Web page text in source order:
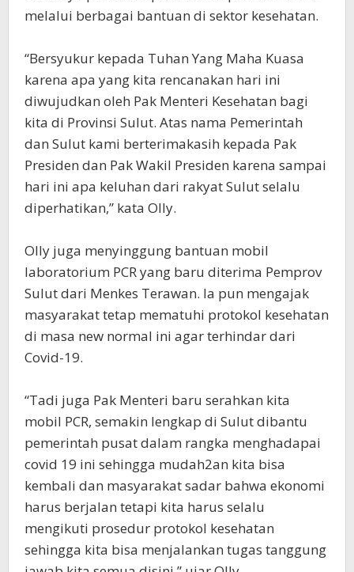
melalui berbagai bantuan di sektor kesehatan.
“Bersyukur kepada Tuhan Yang Maha Kuasa
karena apa yang kita rencanakan hari ini
diwujudkan oleh Pak Menteri Kesehatan bagi
kita di Provinsi Sulut. Atas nama Pemerintah
dan Sulut kami berterimakasih kepada Pak
Presiden dan Pak Wakil Presiden karena sampai
hari ini apa keluhan dari rakyat Sulut selalu
diperhatikan,” kata Olly.
Olly juga menyinggung bantuan mobil
laboratorium PCR yang baru diterima Pemprov
Sulut dari Menkes Terawan. Ia pun mengajak
masyarakat tetap mematuhi protokol kesehatan
di masa new normal ini agar terhindar dari
Covid-19.
“Tadi juga Pak Menteri baru serahkan kita
mobil PCR, semakin lengkap di Sulut dibantu
pemerintah pusat dalam rangka menghadapai
covid 19 ini sehingga mudah2an kita bisa
kembali dan masyarakat sadar bahwa ekonomi
harus berjalan tetapi kita harus selalu
mengikuti prosedur protokol kesehatan
sehingga kita bisa menjalankan tugas tanggung